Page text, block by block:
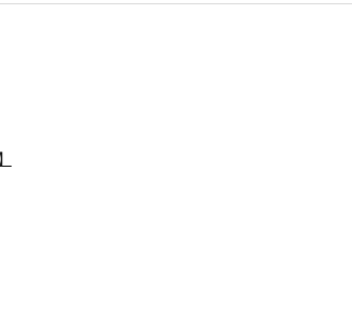
イトルの全年齢版です。重複購入にご注意くだ